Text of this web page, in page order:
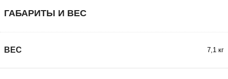
ГАБАРИТЫ И ВЕС
ВЕС 7,1 кг